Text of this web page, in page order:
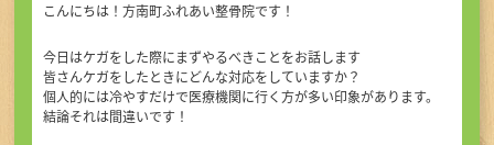
こんにちは！方南町ふれあい整骨院です！
今日はケガをした際にまずやるべきことをお話します
皆さんケガをしたときにどんな対応をしていますか？
個人的には冷やすだけで医療機関に行く方が多い印象があります。
結論それは間違いです！
料金